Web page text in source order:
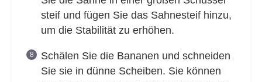
steif und fügen Sie das Sahnesteif hinzu,
um die Stabilität zu erhöhen.
Schälen Sie die Bananen und schneiden
Sie sie in dünne Scheiben. Sie können